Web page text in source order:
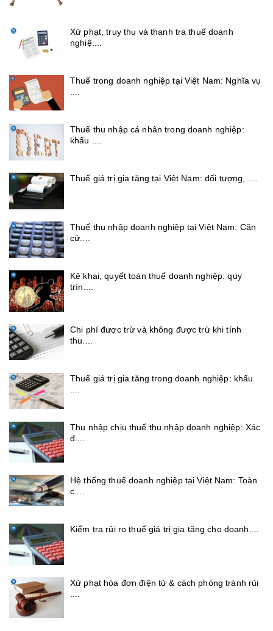
Xử phạt, truy thu và thanh tra thuế doanh
nghiệ....
Thuế trong doanh nghiệp tại Việt Nam: Nghĩa vụ
Thuế thu nhập cá nhân trong doanh nghiệp:
khấu ....
Thuế giá trị gia tăng tại Việt Nam: đối tượng, ....
Thuế thu nhập doanh nghiệp tại Việt Nam: Căn
cứ....
Kê khai, quyết toán thuế doanh nghiệp: quy
trìn....
Chi phí được trừ và không được trừ khi tính
thu....
Thuế giá trị gia tăng trong doanh nghiệp: khấu
Thu nhập chịu thuế thu nhập doanh nghiệp: Xác
đ....
Hệ thống thuế doanh nghiệp tại Việt Nam: Toàn
c....
Kiểm tra rủi ro thuế giá trị gia tăng cho doanh....
Xử phạt hóa đơn điện tử & cách phòng tránh rủi